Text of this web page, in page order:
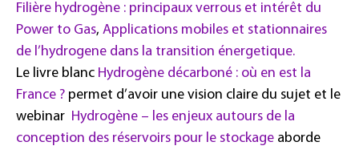
Filière hydrogène : principaux verrous et intérêt du
Power to Gas, Applications mobiles et stationnaires
de l’hydrogene dans la transition énergetique.
Le livre blanc Hydrogène décarboné : où en est la
France ? permet d’avoir une vision claire du sujet et le
webinar Hydrogène – les enjeux autours de la
conception des réservoirs pour le stockage aborde